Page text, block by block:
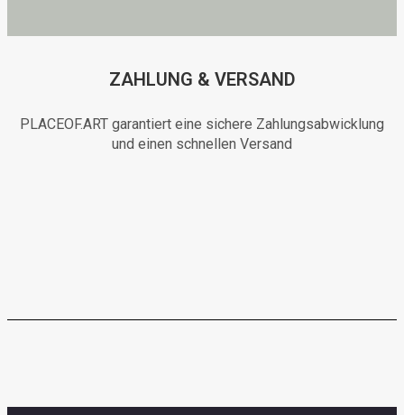
ZAHLUNG & VERSAND
PLACEOF.ART garantiert eine sichere Zahlungsabwicklung
und einen schnellen Versand